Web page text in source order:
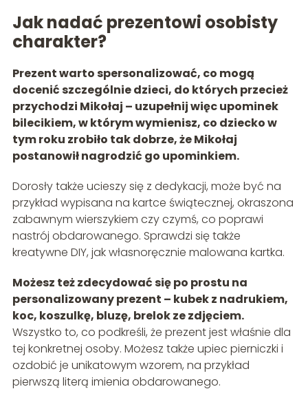
Jak nadać prezentowi osobisty
charakter?
Prezent warto spersonalizować, co mogą
docenić szczególnie dzieci, do których przecież
przychodzi Mikołaj – uzupełnij więc upominek
bilecikiem, w którym wymienisz, co dziecko w
tym roku zrobiło tak dobrze, że Mikołaj
postanowił nagrodzić go upominkiem.
Dorosły także ucieszy się z dedykacji, może być na
przykład wypisana na kartce świątecznej, okraszona
zabawnym wierszykiem czy czymś, co poprawi
nastrój obdarowanego. Sprawdzi się także
kreatywne DIY, jak własnoręcznie malowana kartka.
Możesz też zdecydować się po prostu na
personalizowany prezent – kubek z nadrukiem,
koc, koszulkę, bluzę, brelok ze zdjęciem.
Wszystko to, co podkreśli, że prezent jest właśnie dla
tej konkretnej osoby. Możesz także upiec pierniczki i
ozdobić je unikatowym wzorem, na przykład
pierwszą literą imienia obdarowanego.